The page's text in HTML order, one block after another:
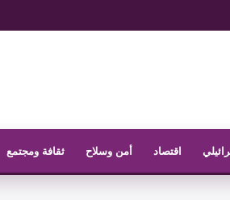
اقتصاد أمن وسلاح ثقافة ومجتمع